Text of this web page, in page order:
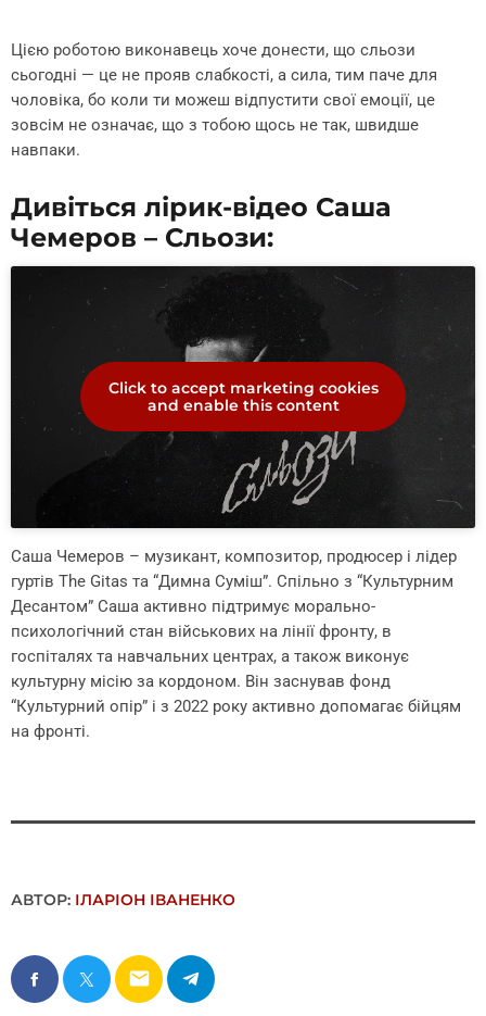
Цією роботою виконавець хоче донести, що сльози
сьогодні — це не прояв слабкості, а сила, тим паче для
чоловіка, бо коли ти можеш відпустити свої емоції, це
зовсім не означає, що з тобою щось не так, швидше
навпаки.
Дивіться лірик-відео Саша
Чемеров – Сльози:
Click to accept marketing cookies
and enable this content
Саша Чемеров – музикант, композитор, продюсер і лідер
гуртів The Gitas та “Димна Суміш”. Спільно з “Культурним
Десантом” Саша активно підтримує морально-
психологічний стан військових на лінії фронту, в
госпіталях та навчальних центрах, а також виконує
культурну місію за кордоном. Він заснував фонд
“Культурний опір” і з 2022 року активно допомагає бійцям
на фронті.
АВТОР: ІЛАРІОН ІВАНЕНКО
email